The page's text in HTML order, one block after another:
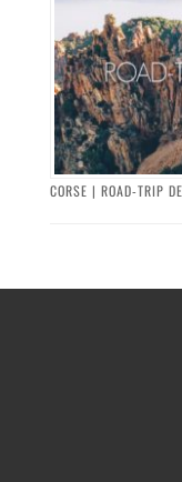
CORSE | ROAD-TRIP